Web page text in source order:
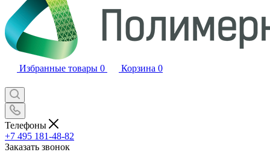
Избранные товары 0 Корзина 0
Телефоны
+7 495 181-48-82
Заказать звонок